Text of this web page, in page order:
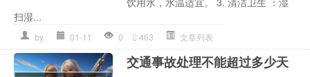
扫湿...
by 01-11 0 463 文章列表
交通事故处理不能超过多少天